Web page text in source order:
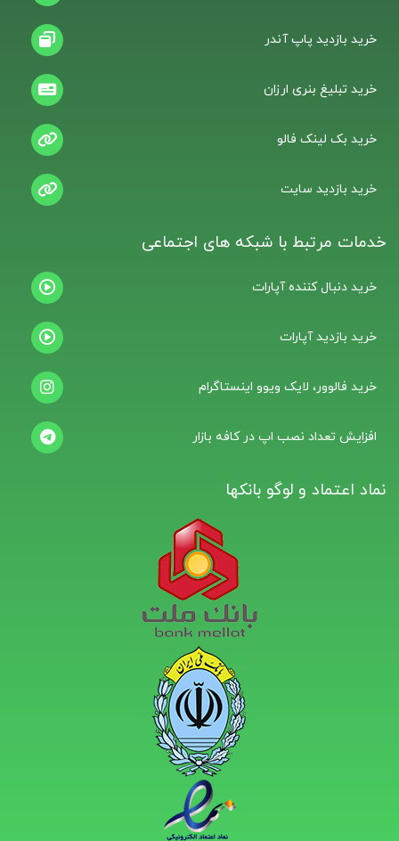
خرید بازدید پاپ آندر
خرید تبلیغ بنری ارزان
خرید بک لینک فالو
خرید بازدید سایت
خدمات مرتبط با شبکه های اجتماعی
خرید دنبال کننده آپارات
خرید بازدید آپارات
خرید فالوور، لایک ویوو اینستاگرام
افزایش تعداد نصب اپ در کافه بازار
نماد اعتماد و لوگو بانکها